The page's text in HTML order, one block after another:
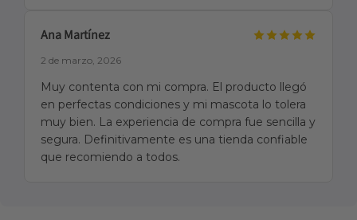
Ana Martínez
2 de marzo, 2026
Muy contenta con mi compra. El producto llegó
en perfectas condiciones y mi mascota lo tolera
muy bien. La experiencia de compra fue sencilla y
segura. Definitivamente es una tienda confiable
que recomiendo a todos.